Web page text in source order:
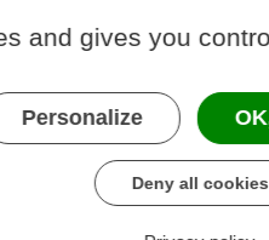
and gives you
Personalize
Deny all cookies